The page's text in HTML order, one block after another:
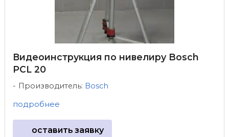
Видеоинструкция по нивелиру Bosch
PCL 20
Производитель: Bosch
подробнее
оставить заявку